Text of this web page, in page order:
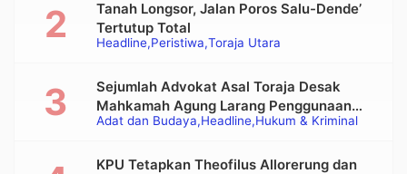
Headline Peristiwa Toraja Utara
Tanah Longsor, Jalan Poros Salu-Dende’
Tertutup Total
Adat dan Budaya Headline Hukum & Kriminal
Sejumlah Advokat Asal Toraja Desak
Mahkamah Agung Larang Penggunaan
Alat Berat pada Eksekusi Rumah Adat
KPU Tetapkan Theofilus Allorerung dan